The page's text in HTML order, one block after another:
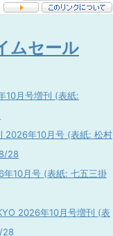
ムセール
10月号増刊 (表紙:
2026年10月号 (表紙: 松村
28
10月号 (表紙: 七五三掛
2026年10月号増刊 (表
28